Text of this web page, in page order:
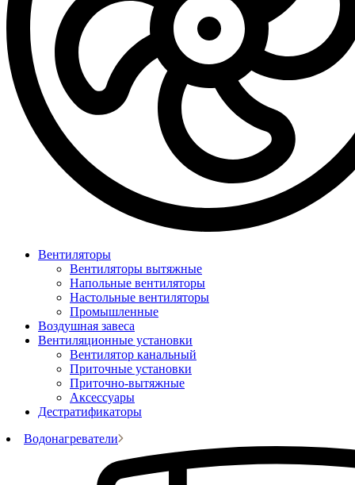
Вентиляторы
Вентиляторы вытяжные
Напольные вентиляторы
Настольные вентиляторы
Промышленные
Воздушная завеса
Вентиляционные установки
Вентилятор канальный
Приточные установки
Приточно-вытяжные
Аксессуары
Дестратификаторы
Водонагреватели